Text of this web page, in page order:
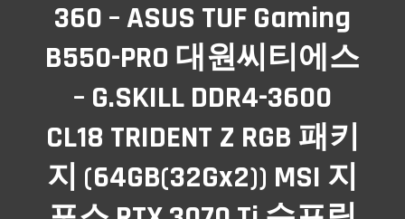
360 – ASUS TUF Gaming
B550-PRO 대원씨티에스
– G.SKILL DDR4-3600
CL18 TRIDENT Z RGB 패키
지 (64GB(32Gx2)) MSI 지